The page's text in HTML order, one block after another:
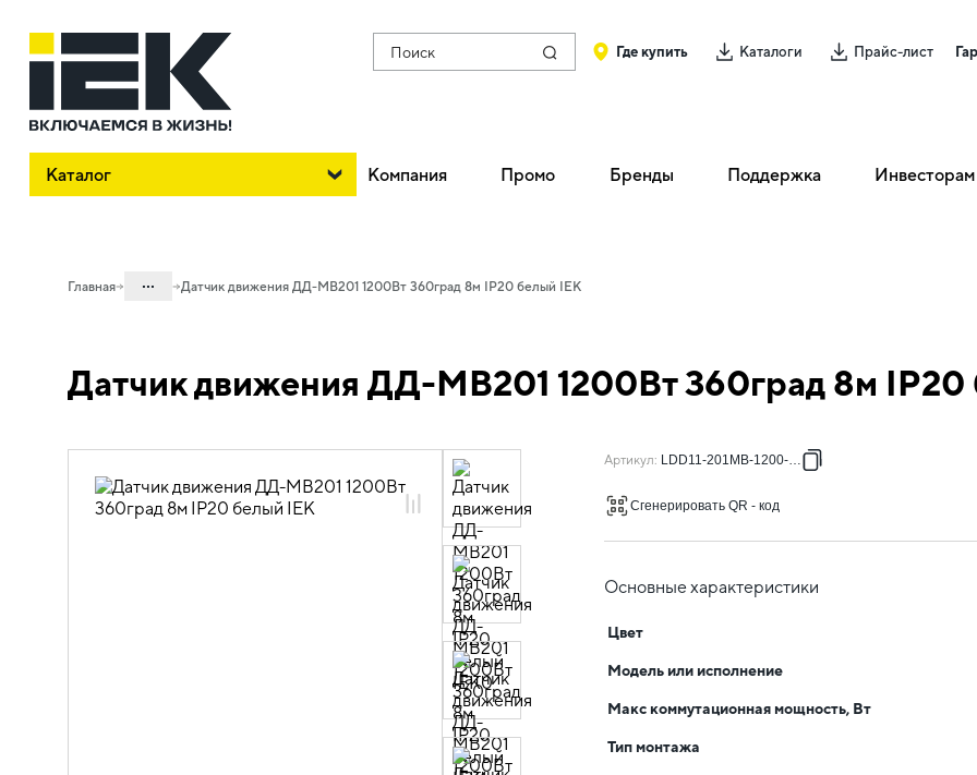
Поиск Где купить Каталоги Прайс-лист
Каталог Компания Промо Бренды Поддержка Инвесторам
Главная ...
10.07.01.02 Датчики движения
микроволновые
Датчик движения ДД-МВ201 1200Вт 360град 8м IP20 белый IEK
Датчик движения ДД-МВ201 1200Вт 360град 8м IP20
Артикул: LDD11-201MB-1200-001
Сгенерировать QR - код
Основные характеристики
Цвет
Модель или исполнение
Макс коммутационная мощность, Вт
Тип монтажа